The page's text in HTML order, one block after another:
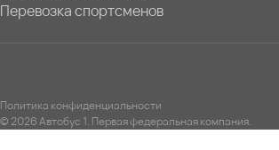
Перевозка спортсменов
Политика конфиденциальности
© 2026 Автобус 1. Первая федеральная компания.